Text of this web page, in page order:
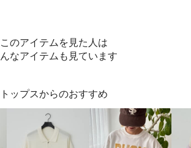
このアイテムを見た人は
んなアイテムも見ています
トップスからのおすすめ